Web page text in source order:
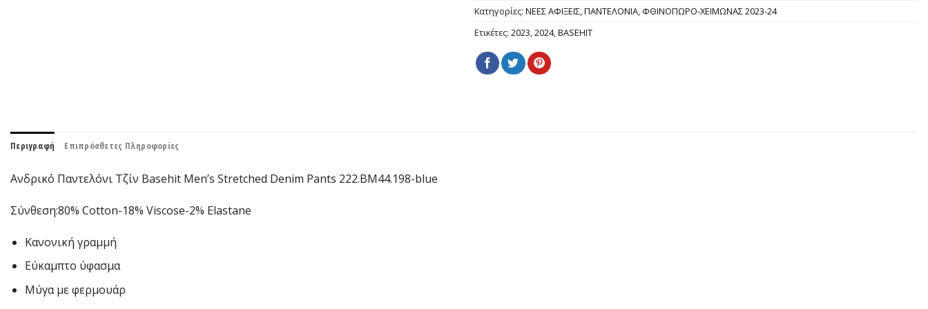
Κατηγορίες: ΝΕΕΣ ΑΦΙΞΕΙΣ,ΠΑΝΤΕΛΟΝΙΑ, ΦΘΙΝΟΠΩΡΟ-ΧΕΙΜΩΝΑΣ 2023-24
Ετικέτες: 2023,2024,BASEHIT
Περιγραφή Επιπρόσθετες Πληροφορίες
Ανδρικό Παντελόνι Τζίν Basehit Μen’s Stretched Denim Pants 222.BM44.198-blue
Σύνθεση:80% Cotton-18% Viscose-2% Elastane
Κανονική γραμμή
Εύκαμπτο ύφασμα
Μύγα με φερμουάρ